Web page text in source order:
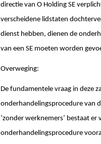
directie van O Holding SE
verscheidene lidstaten
dienst hebben, dienen de
van een SE moeten worden
Overweging:
De fundamentele vraag in deze
onderhandelingsprocedure van
‘zonder werknemers’ bestaat
onderhandelingsprocedure